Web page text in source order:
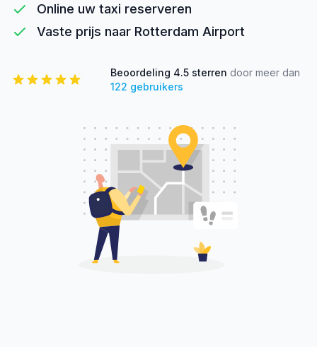
Online uw taxi reserveren
Vaste prijs naar Rotterdam Airport
Beoordeling 4.5 sterren door meer dan
122 gebruikers